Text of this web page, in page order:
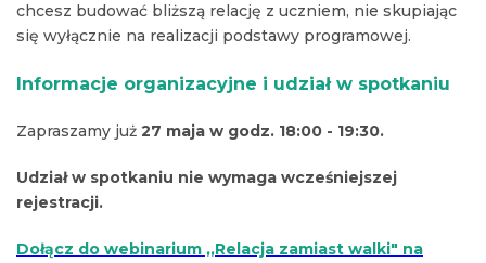
chcesz budować bliższą relację z uczniem, nie skupiając
się wyłącznie na realizacji podstawy programowej.
Informacje organizacyjne i udział w spotkaniu
Zapraszamy już 27 maja w godz. 18:00 - 19:30.
Udział w spotkaniu nie wymaga wcześniejszej
rejestracji.
Dołącz do webinarium ,,Relacja zamiast walki" na